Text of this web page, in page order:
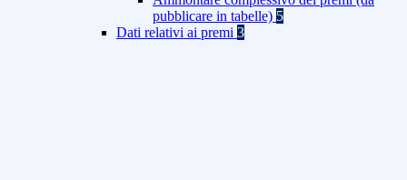
pubblicare in tabelle) 5
Dati relativi ai premi 3